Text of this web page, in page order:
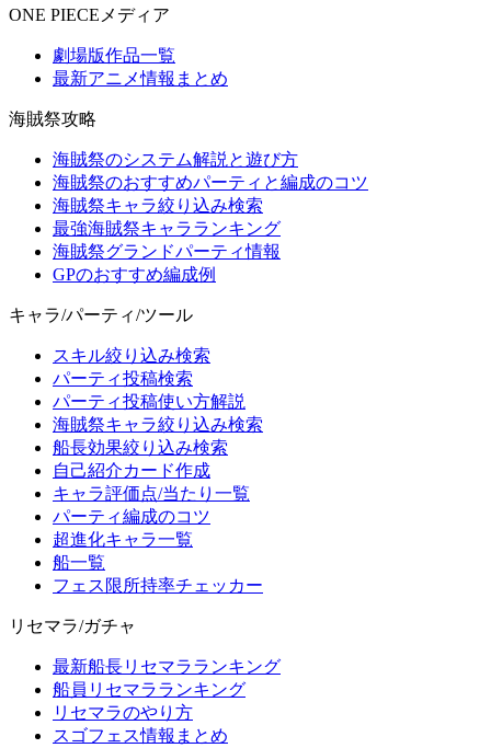
ONE PIECEメディア
劇場版作品一覧
最新アニメ情報まとめ
海賊祭攻略
海賊祭のシステム解説と遊び方
海賊祭のおすすめパーティと編成のコツ
海賊祭キャラ絞り込み検索
最強海賊祭キャラランキング
海賊祭グランドパーティ情報
GPのおすすめ編成例
キャラ/パーティ/ツール
スキル絞り込み検索
パーティ投稿検索
パーティ投稿使い方解説
海賊祭キャラ絞り込み検索
船長効果絞り込み検索
自己紹介カード作成
キャラ評価点/当たり一覧
パーティ編成のコツ
超進化キャラ一覧
船一覧
フェス限所持率チェッカー
リセマラ/ガチャ
最新船長リセマラランキング
船員リセマラランキング
リセマラのやり方
スゴフェス情報まとめ